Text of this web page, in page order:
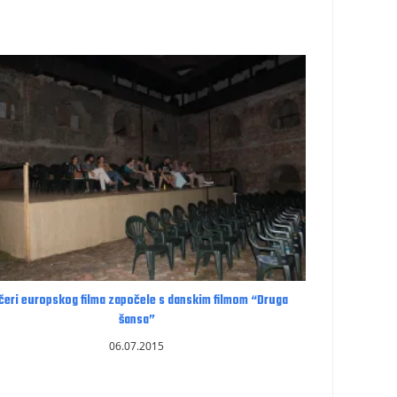
europskog filma započele s danskim filmom “Druga
šansa”
06.07.2015